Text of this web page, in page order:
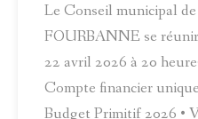
Le Conseil municipal
FOURBANNE se
22 avril 2026 à 20
Compte financier
Budget Primitif 2026 •